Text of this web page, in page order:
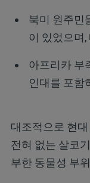
북미 원주민
이 있었으며
아프리카 부
인대를 포함
대조적으로 현
전혀 없는 살코
부한 동물성 부